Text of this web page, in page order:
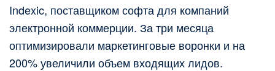
Indexic, поставщиком софта для компаний
электронной коммерции. За три месяца
оптимизировали маркетинговые воронки и на
200% увеличили объем входящих лидов.